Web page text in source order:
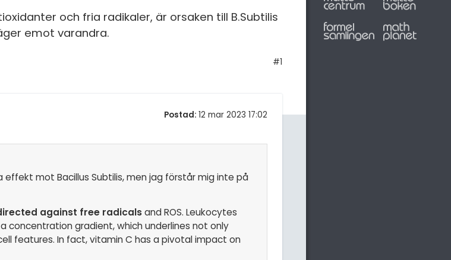
och fria radikaler, är orsaken till B.Subtilis
emot varandra.
#1
Postad: 12 mar 2023 17:02
mot Bacillus Subtilis, men jag förstår mig inte på
against free radicalsand ROS. Leukocytes
gradient, which underlines not only
features. In fact, vitamin C has a pivotal impact on